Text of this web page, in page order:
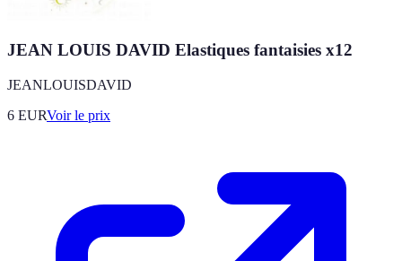
JEAN LOUIS DAVID Elastiques fantaisies x12
JEANLOUISDAVID
6 EURVoir le prix